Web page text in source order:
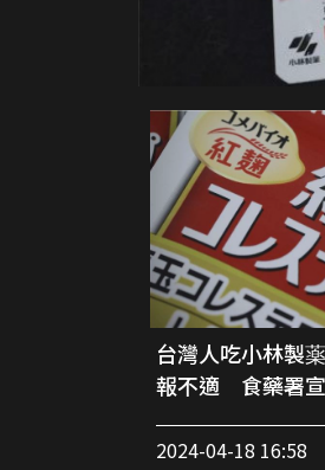
台灣人吃小林製
報不適 食藥署
2024-04-18 16:58